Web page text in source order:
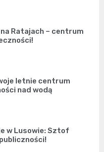
Ratajach – centrum
letnie centrum
nad wodą
w Lusowie: Sztof